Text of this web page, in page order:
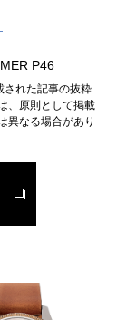
P46
れた記事の抜粋
、原則として掲載
異なる場合があり